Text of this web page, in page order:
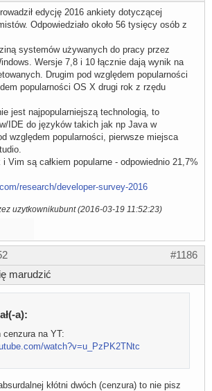
edycję 2016 ankiety dotyczącej
Odpowiedziało około 56 tysięcy osób z
systemów używanych do pracy przez
Wersje 7,8 i 10 łącznie dają wynik na
Drugim pod względem popularności
popularności OS X drugi rok z rzędu
jest najpopularniejszą technologią, to
IDE do języków takich jak np Java w
względem popularności, pierwsze miejsca
Vim są całkiem popularne - odpowiednio 21,7%
research/developer-survey-2016
uzytkownikubunt (2016-03-19 11:52:23)
#1186
marudzić
a):
cenzura na YT:
watch?v=u_PzPK2TNtc
kłótni dwóch (cenzura) to nie pisz